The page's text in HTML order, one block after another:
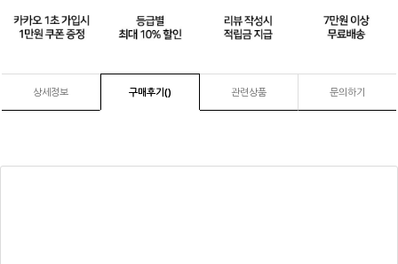
상세정보 구매후기() 관련상품 문의하기